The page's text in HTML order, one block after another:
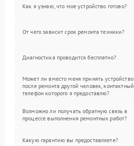
Как я узнаю, что мое устройство готово?
От чего зависит срок ремонта техники?
Диагностика проводится бесплатно?
Может ли вместо меня принять устройство
после ремонта другой человек, контактный
телефон которого я предоставлю?
Возможно ли получать обратную связь в
процессе выполнения ремонтных работ?
Какую гарантию вы предоставляете?